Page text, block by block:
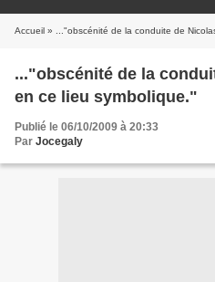
Accueil » ..."obscénité de la conduite de
..."obscénité de la
en ce lieu symbolique."
Publié le 06/10/2009 à 20:33
Par Jocegaly